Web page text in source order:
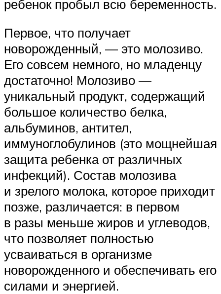
ребенок пробыл всю беременность.
Первое, что получает
новорожденный, — это молозиво.
Его совсем немного, но младенцу
достаточно! Молозиво —
уникальный продукт, содержащий
большое количество белка,
альбуминов, антител,
иммуноглобулинов (это мощнейшая
защита ребенка от различных
инфекций). Состав молозива
и зрелого молока, которое приходит
позже, различается: в первом
в разы меньше жиров и углеводов,
что позволяет полностью
усваиваться в организме
новорожденного и обеспечивать его
силами и энергией.